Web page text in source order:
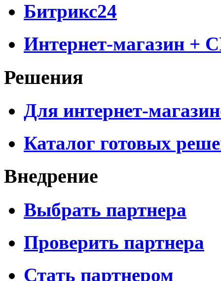
Битрикс24
Интернет-магазин +
Решения
Для интернет-
Каталог готовых
Внедрение
Выбрать партнера
Проверить партнера
Стать партнером